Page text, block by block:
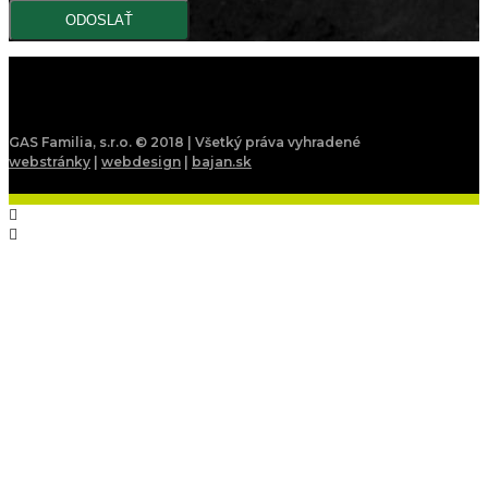
GAS Familia, s.r.o. © 2018 | Všetký práva vyhradené
webstránky | webdesign | bajan.sk